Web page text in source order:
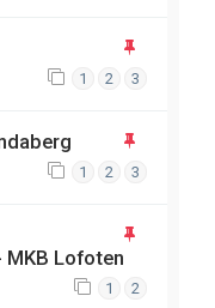
1 2 3
1 2 3
MKB Lofoten
1 2